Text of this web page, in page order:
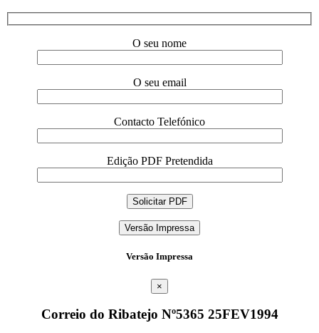
O seu nome
O seu email
Contacto Telefónico
Edição PDF Pretendida
Versão Impressa
Versão Impressa
×
Correio do Ribatejo Nº5365 25FEV1994